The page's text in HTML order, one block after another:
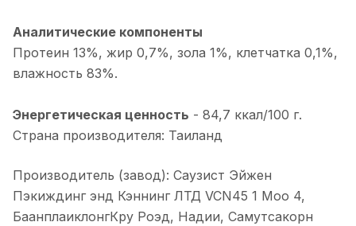
Аналитические компоненты
Протеин 13%, жир 0,7%, зола 1%, клетчатка 0,1%,
влажность 83%.
Энергетическая ценность - 84,7 ккал/100 г.
Страна производителя: Таиланд
Производитель (завод): Саузист Эйжен
Пэкиждинг энд Кэннинг ЛТД VCN45 1 Moo 4,
БаанплаиклонгКру Роэд, Надии, Самутсакорн